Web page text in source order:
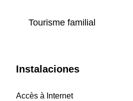
Tourisme familial
Instalaciones
Accès à Internet